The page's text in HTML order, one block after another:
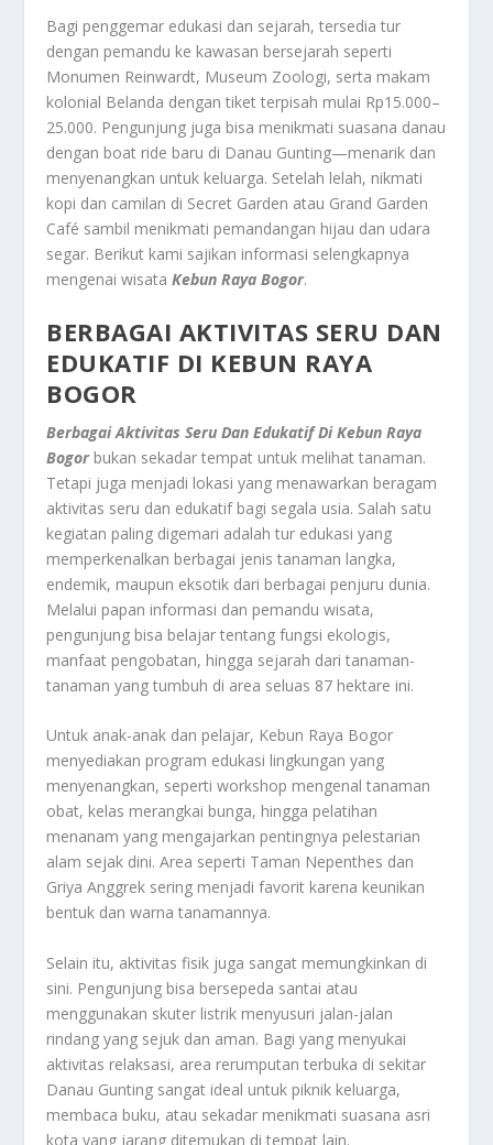
Bagi penggemar edukasi dan sejarah, tersedia tur
dengan pemandu ke kawasan bersejarah seperti
Monumen Reinwardt, Museum Zoologi, serta makam
kolonial Belanda dengan tiket terpisah mulai Rp15.000–
25.000. Pengunjung juga bisa menikmati suasana danau
dengan boat ride baru di Danau Gunting—menarik dan
menyenangkan untuk keluarga. Setelah lelah, nikmati
kopi dan camilan di Secret Garden atau Grand Garden
Café sambil menikmati pemandangan hijau dan udara
segar. Berikut kami sajikan informasi selengkapnya
mengenai wisataKebun Raya Bogor.
BERBAGAI AKTIVITAS SERU DAN
EDUKATIF DI KEBUN RAYA
BOGOR
Berbagai Aktivitas Seru Dan Edukatif Di Kebun Raya
Bogorbukan sekadar tempat untuk melihat tanaman.
Tetapi juga menjadi lokasi yang menawarkan beragam
aktivitas seru dan edukatif bagi segala usia. Salah satu
kegiatan paling digemari adalah tur edukasi yang
memperkenalkan berbagai jenis tanaman langka,
endemik, maupun eksotik dari berbagai penjuru dunia.
Melalui papan informasi dan pemandu wisata,
pengunjung bisa belajar tentang fungsi ekologis,
manfaat pengobatan, hingga sejarah dari tanaman-
tanaman yang tumbuh di area seluas 87 hektare ini.
Untuk anak-anak dan pelajar, Kebun Raya Bogor
menyediakan program edukasi lingkungan yang
menyenangkan, seperti workshop mengenal tanaman
obat, kelas merangkai bunga, hingga pelatihan
menanam yang mengajarkan pentingnya pelestarian
alam sejak dini. Area seperti Taman Nepenthes dan
Griya Anggrek sering menjadi favorit karena keunikan
bentuk dan warna tanamannya.
Selain itu, aktivitas fisik juga sangat memungkinkan di
sini. Pengunjung bisa bersepeda santai atau
menggunakan skuter listrik menyusuri jalan-jalan
rindang yang sejuk dan aman. Bagi yang menyukai
aktivitas relaksasi, area rerumputan terbuka di sekitar
Danau Gunting sangat ideal untuk piknik keluarga,
membaca buku, atau sekadar menikmati suasana asri
kota yang jarang ditemukan di tempat lain.